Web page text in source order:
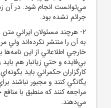
مي‌توانست انجام شود. در آن
جرائم نشده بود.
2- هرچند مسئولان ايراني
به آن را منتشر نکرده‌اند ولي
خارجي اطلاعاتي از اين
بي‌فايده و حتي زيانبار هم
کارگزاران حکمراني باید
يگانگي کنند و مجبور نباشند
مراجعه کنند که منطبق با
مي‌دهند.